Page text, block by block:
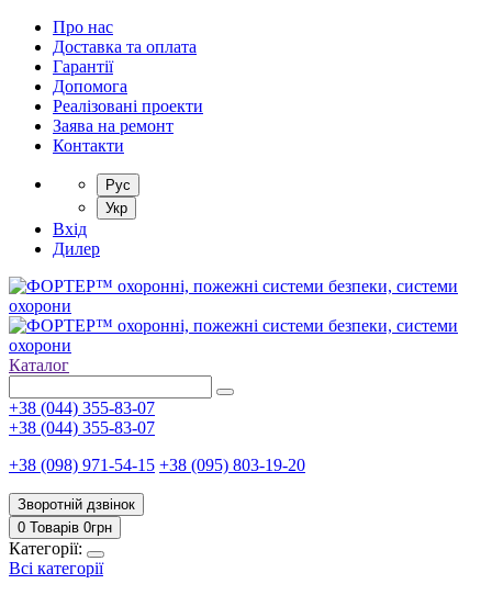
Про нас
Доставка та оплата
Гарантії
Допомога
Реалізовані проекти
Заява на ремонт
Контакти
Рус
Укр
Вхід
Дилер
Каталог
+38 (044) 355-83-07
+38 (044) 355-83-07
+38 (098) 971-54-15 +38 (095) 803-19-20
Зворотній дзвінок
0 Товарів 0грн
Категорії:
Всі категорії